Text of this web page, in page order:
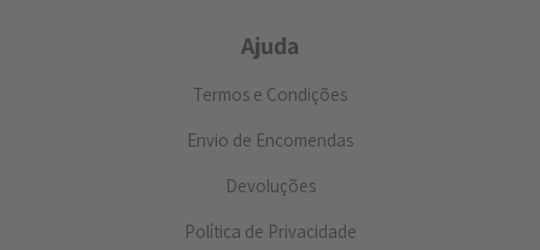
Ajuda
Termos e Condições
Envio de Encomendas
Devoluções
Política de Privacidade